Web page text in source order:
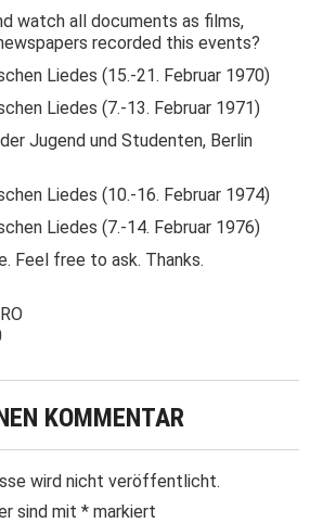
watch all documents as films,
recorded this events?
Liedes (15.-21. Februar 1970)
Liedes (7.-13. Februar 1971)
Jugend und Studenten, Berlin
Liedes (10.-16. Februar 1974)
Liedes (7.-14. Februar 1976)
Feel free to ask. Thanks.
KOMMENTAR
wird nicht veröffentlicht.
sind mit* markiert